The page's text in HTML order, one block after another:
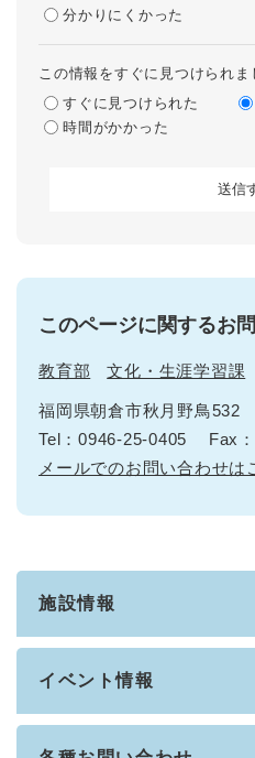
分かりにくかった
この情報をすぐに見つけられま
すぐに見つけられた
時間がかかった
このページに関するお
教育部 文化・生涯学習課
福岡県朝倉市秋月野鳥532
Tel：0946-25-0405
Fax
メールでのお問い合わせは
施設情報
イベント情報